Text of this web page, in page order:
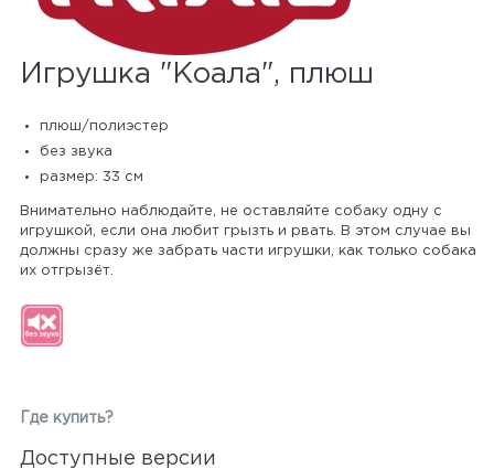
Игрушка "Коала", плюш
плюш/полиэстер
без звука
размер: 33 см
Внимательно наблюдайте, не оставляйте собаку одну с
игрушкой, если она любит грызть и рвать. В этом случае вы
должны сразу же забрать части игрушки, как только собака
их отгрызёт.
Где купить?
Доступные версии